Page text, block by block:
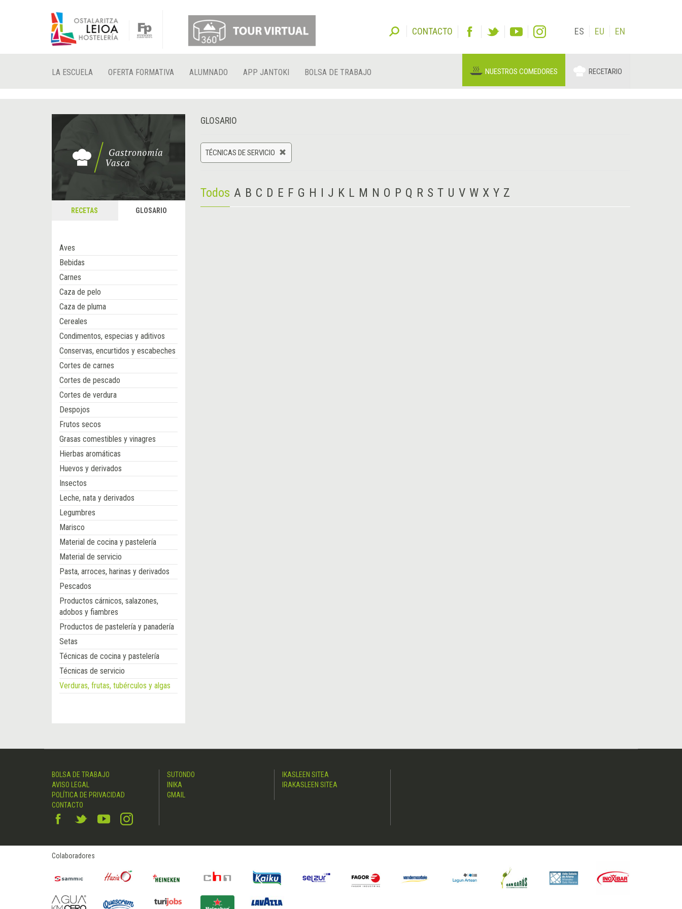
CONTACTO ES EU EN
LA ESCUELA OFERTA FORMATIVA ALUMNADO APP JANTOKI BOLSA DE TRABAJO NUESTROS COMEDORES RECETARIO
RECETAS GLOSARIO
Aves
Bebidas
Carnes
Caza de pelo
Caza de pluma
Cereales
Condimentos, especias y aditivos
Conservas, encurtidos y escabeches
Cortes de carnes
Cortes de pescado
Cortes de verdura
Despojos
Frutos secos
Grasas comestibles y vinagres
Hierbas aromáticas
Huevos y derivados
Insectos
Leche, nata y derivados
Legumbres
Marisco
Material de cocina y pastelería
Material de servicio
Pasta, arroces, harinas y derivados
Pescados
Productos cárnicos, salazones,
adobos y fiambres
Productos de pastelería y panadería
Setas
Técnicas de cocina y pastelería
Técnicas de servicio
Verduras, frutas, tubérculos y algas
GLOSARIO
TÉCNICAS DE SERVICIO
Todos A B C D E F G H I J K L M N O P Q R S T U V W X Y Z
BOLSA DE TRABAJO
AVISO LEGAL
POLÍTICA DE PRIVACIDAD
CONTACTO
SUTONDO
INIKA
GMAIL
IKASLEEN SITEA
IRAKASLEEN SITEA
Colaboradores